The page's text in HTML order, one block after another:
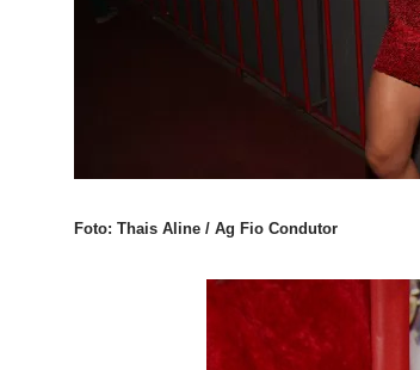
Foto: Thais Aline / Ag Fio Condutor